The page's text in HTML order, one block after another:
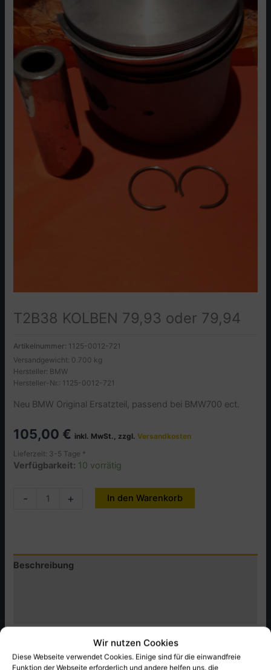
Wir nutzen Cookies
Diese Webseite verwendet Cookies. Einige sind für die einwandfreie
Funktion der Webseite erforderlich und andere helfen uns, die
T2B38 KOLBEN 79,93 oder 79,94
Artikelnummer: 1125-0012-721
Versandgewicht: 0.700 kg
Hersteller: BMW
Hersteller-Nr.: 1125-0012-721
Neu BMW Original Ersatzteil, passend bei BMW700 ect.
105,00 € inkl. MwSt., zzgl.Versandkosten
Lieferzeit: 3-5 Tage *
Verfügbarkeit: 10 vorrätig
-
79,94
Menge
+ In den Warenkorb
Beschreibung
Neu BMW Original Ersatzteil, passend bei BMW700 ect.